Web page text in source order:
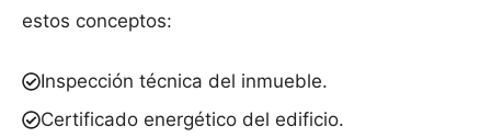
estos conceptos:
Inspección técnica del inmueble.
Certificado energético del edificio.